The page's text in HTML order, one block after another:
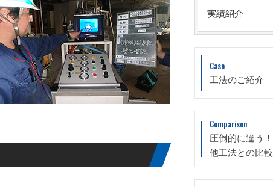
実績紹介
Case
工法のご紹介
Comparison
圧倒的に違う！
他工法との比較